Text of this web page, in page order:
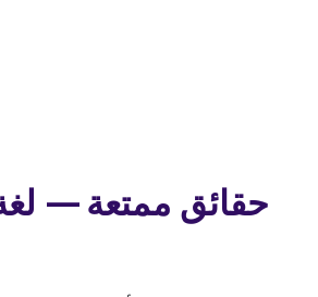
حقائق ممتعة —